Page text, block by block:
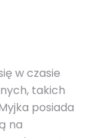
w czasie
takich
posiada
na